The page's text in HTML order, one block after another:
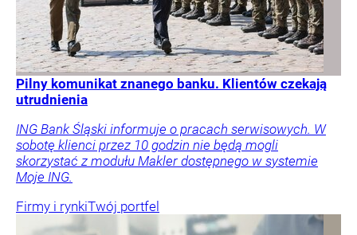
Pilny komunikat znanego banku. Klientów czekają
utrudnienia
ING Bank Śląski informuje o pracach serwisowych. W
sobotę klienci przez 10 godzin nie będą mogli
skorzystać z modułu Makler dostępnego w systemie
Moje ING.
Firmy i rynkiTwój portfel